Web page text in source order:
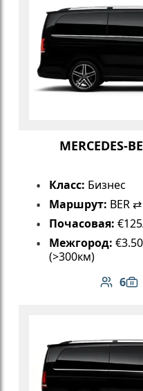
MERCEDES-
Класс: Бизнес
Маршрут: BER
Почасовая:
Межгород:
(>300км)
6